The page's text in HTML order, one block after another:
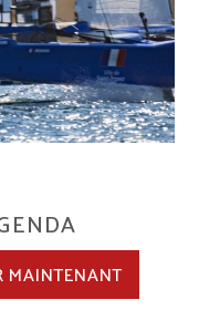
MAINTENANT